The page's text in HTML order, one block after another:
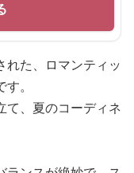
れた、ロマンティッ
。
て、夏のコーディネ